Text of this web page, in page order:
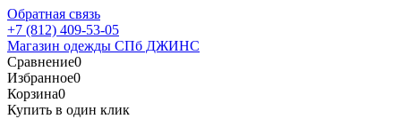
Обратная связь
+7 (812) 409-53-05
Магазин одежды СПб ДЖИНС
Сравнение0
Избранное0
Корзина0
Купить в один клик